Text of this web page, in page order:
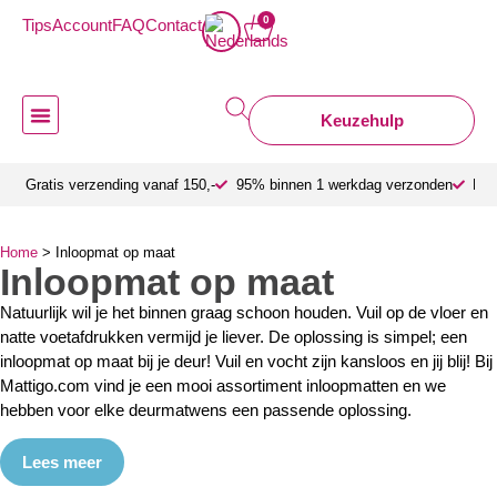
TipsAccountFAQContact 0
Keuzehulp
Gratis verzending vanaf 150,- 95% binnen 1 werkdag verzonden
Home > Inloopmat op maat
Inloopmat op maat
Natuurlijk wil je het binnen graag schoon houden. Vuil op de vloer en
natte voetafdrukken vermijd je liever. De oplossing is simpel; een
inloopmat op maat bij je deur! Vuil en vocht zijn kansloos en jij blij! Bij
Mattigo.com vind je een mooi assortiment inloopmatten en we
hebben voor elke deurmatwens een passende oplossing.
Lees meer